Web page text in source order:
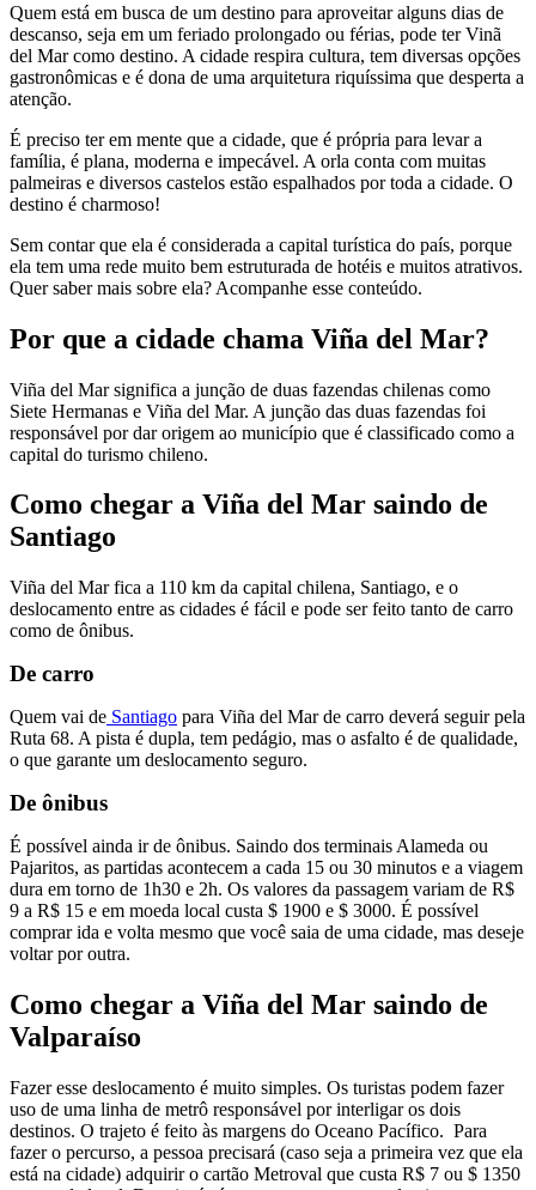
Quem está em busca de um destino para aproveitar alguns dias de
descanso, seja em um feriado prolongado ou férias, pode ter Vinã
del Mar como destino. A cidade respira cultura, tem diversas opções
gastronômicas e é dona de uma arquitetura riquíssima que desperta a
atenção.
É preciso ter em mente que a cidade, que é própria para levar a
família, é plana, moderna e impecável. A orla conta com muitas
palmeiras e diversos castelos estão espalhados por toda a cidade. O
destino é charmoso!
Sem contar que ela é considerada a capital turística do país, porque
ela tem uma rede muito bem estruturada de hotéis e muitos atrativos.
Quer saber mais sobre ela? Acompanhe esse conteúdo.
Por que a cidade chama Viña del Mar?
Viña del Mar significa a junção de duas fazendas chilenas como
Siete Hermanas e Viña del Mar. A junção das duas fazendas foi
responsável por dar origem ao município que é classificado como a
capital do turismo chileno.
Como chegar a Viña del Mar saindo de
Santiago
Viña del Mar fica a 110 km da capital chilena, Santiago, e o
deslocamento entre as cidades é fácil e pode ser feito tanto de carro
como de ônibus.
De carro
Quem vai de Santiago para Viña del Mar de carro deverá seguir pela
Ruta 68. A pista é dupla, tem pedágio, mas o asfalto é de qualidade,
o que garante um deslocamento seguro.
De ônibus
É possível ainda ir de ônibus. Saindo dos terminais Alameda ou
Pajaritos, as partidas acontecem a cada 15 ou 30 minutos e a viagem
dura em torno de 1h30 e 2h. Os valores da passagem variam de R$
9 a R$ 15 e em moeda local custa $ 1900 e $ 3000. É possível
comprar ida e volta mesmo que você saia de uma cidade, mas deseje
voltar por outra.
Como chegar a Viña del Mar saindo de
Valparaíso
Fazer esse deslocamento é muito simples. Os turistas podem fazer
uso de uma linha de metrô responsável por interligar os dois
destinos. O trajeto é feito às margens do Oceano Pacífico. Para
fazer o percurso, a pessoa precisará (caso seja a primeira vez que ela
está na cidade) adquirir o cartão Metroval que custa R$ 7 ou $ 1350